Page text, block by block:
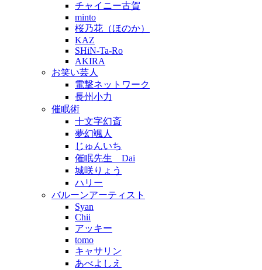
チャイニー古賀
minto
桜乃花（ほのか）
KAZ
SHiN-Ta-Ro
AKIRA
お笑い芸人
電撃ネットワーク
長州小力
催眠術
十文字幻斎
夢幻颯人
じゅんいち
催眠先生 Dai
城咲りょう
ハリー
バルーンアーティスト
Syan
Chii
アッキー
tomo
キャサリン
あべよしえ